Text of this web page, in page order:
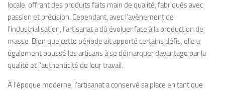
locale, offrant des produits faits main de qualité, fabriqués avec
passion et précision. Cependant, avec l’avènement de
l’industrialisation, l’artisanat a dû évoluer face à la production de
masse. Bien que cette période ait apporté certains défis, elle a
également poussé les artisans à se démarquer davantage par la
qualité et l’authenticité de leur travail.
À l’époque moderne, l’artisanat a conservé sa place en tant que